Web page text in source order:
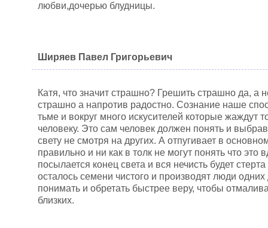
любви,дочерью блудницы.
Ширяев Павел Григорьевич
Катя, что значит страшно? Грешить страшно да, а
страшно а напротив радостно. Сознание наше
тьме и вокруг много искусителей которые жаждут
человеку. Это сам человек должен понять и
свету не смотря на других. А отпугивает в
правильно и ни как в толк не могут понять что это
посылается конец света и вся нечисть будет
осталось семени чистого и производят люди
понимать и обретать быстрее веру, чтобы
близких.